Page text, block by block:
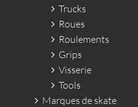
Trucks
Roues
Roulements
Grips
Visserie
Tools
Marques de skate